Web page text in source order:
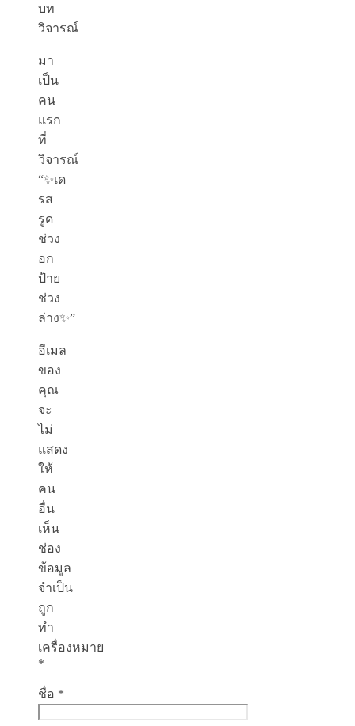
บท
วิจารณ์
มา
เป็น
คน
แรก
ที่
วิจารณ์
“✨เด
รส
รูด
ช่วง
อก
ป้าย
ช่วง
ล่าง✨”
อีเมล
ของ
คุณ
จะ
ไม่
แสดง
ให้
คน
อื่น
เห็น
ช่อง
ข้อมูล
จำเป็น
ถูก
ทำ
เครื่องหมาย
*
ชื่อ *